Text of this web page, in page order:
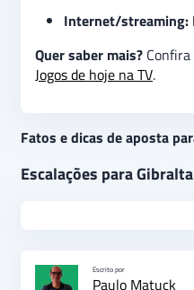
Internet/streaming:
Quer saber mais?
Jogos de hoje na TV.
Fatos e dicas de aposta
Escalações para
Escrito por
Paulo Matuck